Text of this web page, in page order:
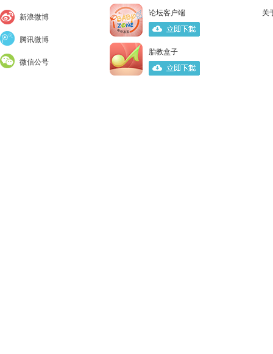
新浪微博
腾讯微博
微信公号
论坛客户端
胎教盒子
关